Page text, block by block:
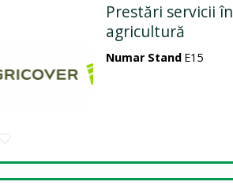
Prestări servicii în
agricultură
Numar Stand E15